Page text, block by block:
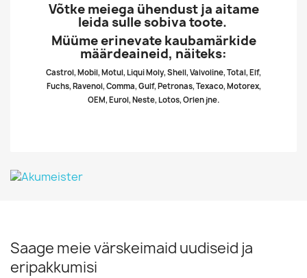
Võtke meiega ühendust ja aitame
leida sulle sobiva toote.
Müüme erinevate kaubamärkide
määrdeaineid, näiteks:
Castrol, Mobil, Motul, Liqui Moly, Shell, Valvoline, Total, Elf,
Fuchs, Ravenol, Comma, Gulf, Petronas, Texaco, Motorex,
OEM, Eurol, Neste, Lotos, Orlen jne.
Saage meie värskeimaid uudiseid ja
eripakkumisi